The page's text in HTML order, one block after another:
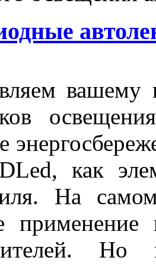
как
На
Но